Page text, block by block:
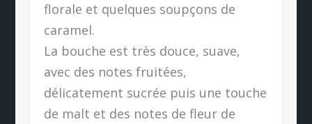
florale et quelques soupçons de
caramel.
La bouche est très douce, suave,
avec des notes fruitées,
délicatement sucrée puis une touche
de malt et des notes de fleur de